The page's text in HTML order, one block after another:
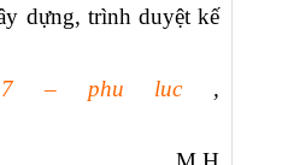
dựng, trình duyệt kế
– phu luc,